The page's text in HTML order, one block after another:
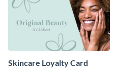
Skincare Loyalty Card